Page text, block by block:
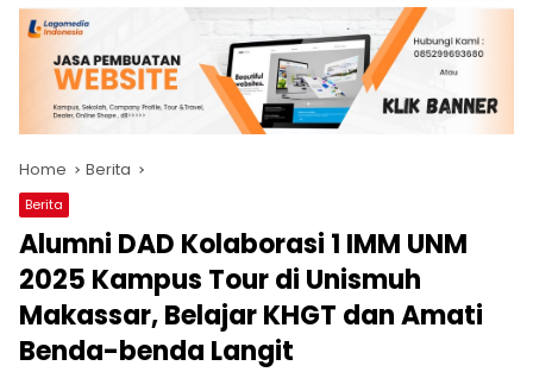
Home Berita
Berita
Alumni DAD Kolaborasi 1 IMM UNM
2025 Kampus Tour di Unismuh
Makassar, Belajar KHGT dan Amati
Benda-benda Langit